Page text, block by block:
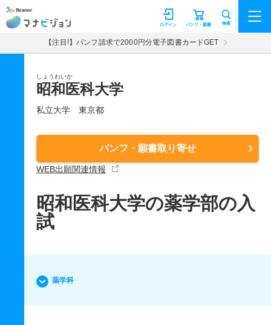
マナビジョン パンフ・願書
ログイン 検索
【注目!】パンフ請求で2000円分電子図書カードGET
しょうわいか
昭和医科大学
私立大学 東京都
パンフ・願書取り寄せ
WEB出願関連情報
昭和医科大学の薬学部の入
試
薬学科